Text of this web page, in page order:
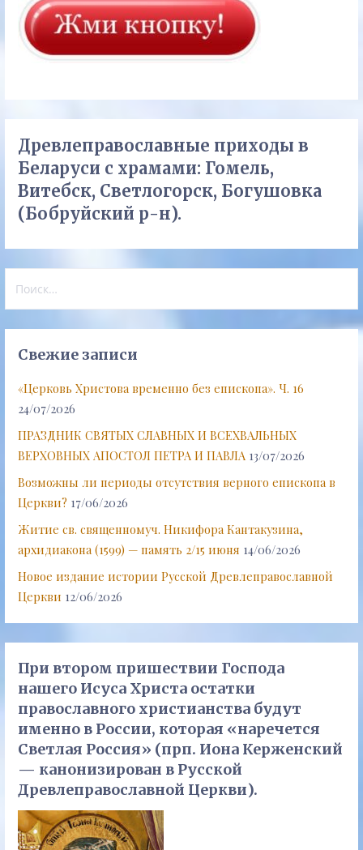
Древлеправославные приходы в
Беларуси с храмами: Гомель,
Витебск, Светлогорск, Богушовка
(Бобруйский р-н).
Свежие записи
«Церковь Христова временно без епископа». Ч. 16
24/07/2026
ПРАЗДНИК СВЯТЫХ СЛАВНЫХ И ВСЕХВАЛЬНЫХ
ВЕРХОВНЫХ АПОСТОЛ ПЕТРА И ПАВЛА 13/07/2026
Возможны ли периоды отсутствия верного епископа в
Церкви? 17/06/2026
Житие св. священномуч. Никифора Кантакузина,
архидиакона (1599) — память 2/15 июня 14/06/2026
Новое издание истории Русской Древлеправославной
Церкви 12/06/2026
При втором пришествии Господа
нашего Исуса Христа остатки
православного христианства будут
именно в России, которая «наречется
Светлая Россия» (прп. Иона Керженский
— канонизирован в Русской
Древлеправославной Церкви).